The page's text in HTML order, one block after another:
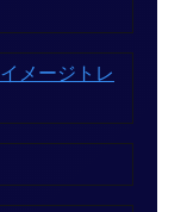
メージトレ